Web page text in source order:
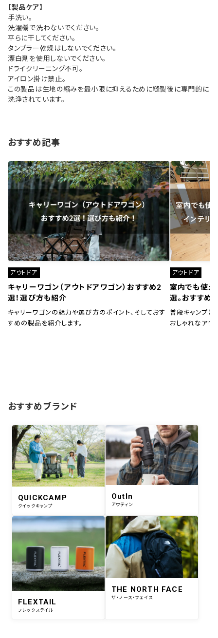
【製品ケア】
手洗い。
洗濯機で洗わないでください。
平らに干してください。
タンブラー乾燥はしないでください。
漂白剤を使用しないでください。
ドライクリーニング不可。
アイロン掛け禁止。
この製品は生地の縮みを最小限に抑えるために縫製後に専門的に
洗浄されています。
おすすめ記事
アウトドア
キャリーワゴン（アウトドアワゴン）おすすめ2
選！選び方も紹介
キャリーワゴンの魅力や選び方のポイント、そしておす
すめの製品を紹介します。
アウトドア
室内でも使え
選。おすすめ
普段キャンプに
おしゃれなアウ
おすすめブランド
QUICKCAMP
クイックキャンプ
OutIn
アウティン
FLEXTAIL
フレックステイル
THE NORTH FACE
ザ・ノース・フェイス